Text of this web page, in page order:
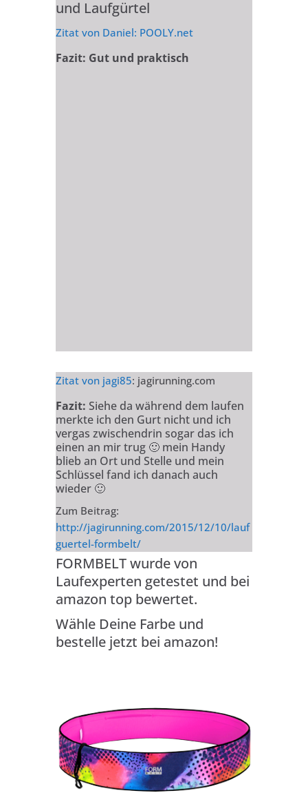
und Laufgürtel
Zitat von Daniel: POOLY.net
Fazit: Gut und praktisch
Zitat von jagi85: jagirunning.com
Fazit: Siehe da während dem laufen
merkte ich den Gurt nicht und ich
vergas zwischendrin sogar das ich
einen an mir trug 🙂mein Handy
blieb an Ort und Stelle und mein
Schlüssel fand ich danach auch
wieder 🙂
Zum Beitrag:
http://jagirunning.com/2015/12/10/lauf
guertel-formbelt/
FORMBELT wurde von
Laufexperten getestet und bei
amazon top bewertet.
Wähle Deine Farbe und
bestelle jetzt bei amazon!